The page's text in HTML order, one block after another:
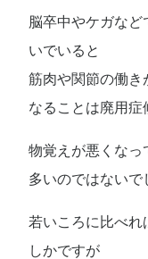
脳卒中やケガな
いでいると
筋肉や関節の働き
なることは廃用症
物覚えが悪くなっ
多いのではないで
若いころに比べれ
しかですが